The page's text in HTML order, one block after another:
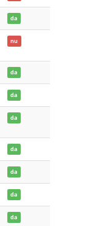
da
nu
da
da
da
da
da
da
da